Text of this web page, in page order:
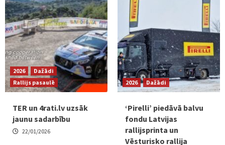
2026
Dažādi
Rallijs pasaulē
TER un 4rati.lv uzsāk
jaunu sadarbību
22/01/2026
2026 Dažādi
‘Pirelli’ piedāvā balvu
fondu Latvijas
rallijsprinta un
Vēsturisko rallija